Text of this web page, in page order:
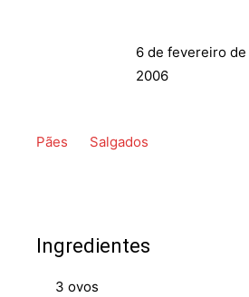
6 de fevereiro de
2006
Pães Salgados
Ingredientes
3 ovos